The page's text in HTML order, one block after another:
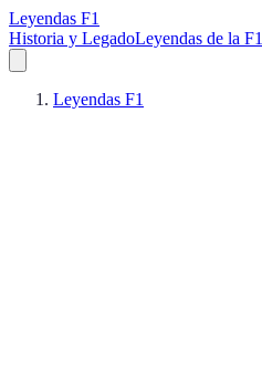
Leyendas F1
Historia y LegadoLeyendas de la F1
Leyendas F1